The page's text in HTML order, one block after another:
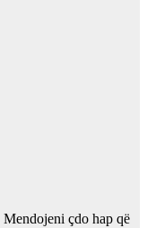
Mendojeni çdo hap që